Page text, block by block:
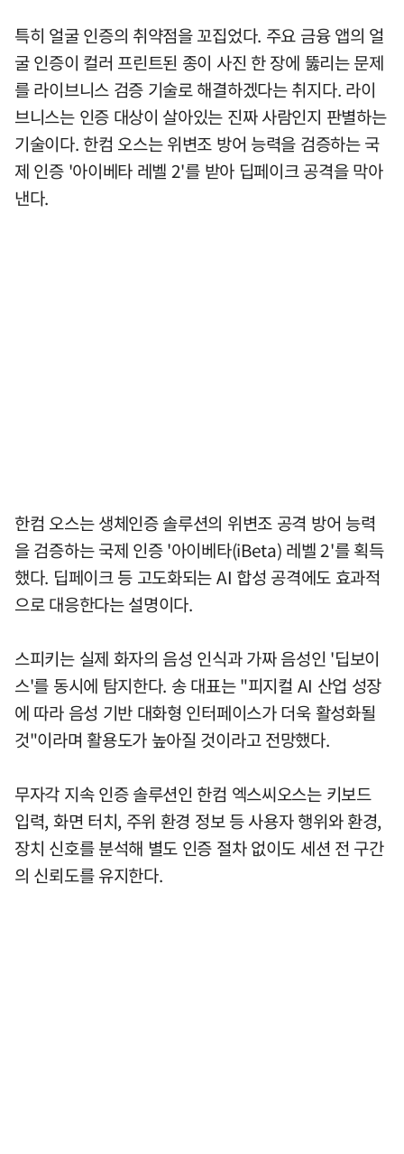
특히 얼굴 인증의 취약점을 꼬집었다. 주요 금융 앱의 얼
굴 인증이 컬러 프린트된 종이 사진 한 장에 뚫리는 문제
를 라이브니스 검증 기술로 해결하겠다는 취지다. 라이
브니스는 인증 대상이 살아있는 진짜 사람인지 판별하는
기술이다. 한컴 오스는 위변조 방어 능력을 검증하는 국
제 인증 '아이베타 레벨 2'를 받아 딥페이크 공격을 막아
낸다.
한컴 오스는 생체인증 솔루션의 위변조 공격 방어 능력
을 검증하는 국제 인증 '아이베타(iBeta) 레벨 2'를 획득
했다. 딥페이크 등 고도화되는 AI 합성 공격에도 효과적
으로 대응한다는 설명이다.
스피키는 실제 화자의 음성 인식과 가짜 음성인 '딥보이
스'를 동시에 탐지한다. 송 대표는 "피지컬 AI 산업 성장
에 따라 음성 기반 대화형 인터페이스가 더욱 활성화될
것"이라며 활용도가 높아질 것이라고 전망했다.
무자각 지속 인증 솔루션인 한컴 엑스씨오스는 키보드
입력, 화면 터치, 주위 환경 정보 등 사용자 행위와 환경,
장치 신호를 분석해 별도 인증 절차 없이도 세션 전 구간
의 신뢰도를 유지한다.